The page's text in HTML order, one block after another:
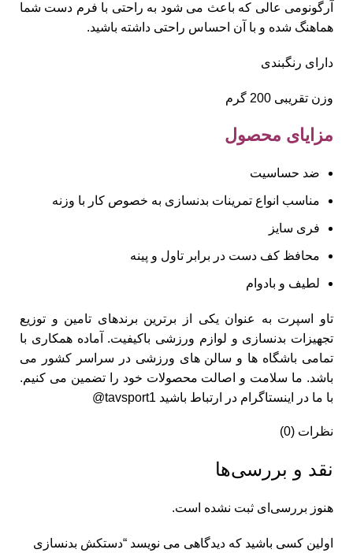
آرگونومی عالی که باعث می شود به راحتی با فرم دست شما
هماهنگ شده و با آن احساس راحتی داشته باشید.
دارای رنگبندی
وزن تقریبی 200 گرم
مزایای محصول
ضد حساسیت
مناسب انواع تمرینات بدنسازی به خصوص کار با وزنه
فری سایز
محافظ کف دست در برابر تاول و پینه
لطیف و بادوام
تاو اسپرت به عنوان یکی از برترین برندهای تامین و توزیع
تجهیزات بدنسازی و لوازم ورزشی باکیفیت. آماده همکاری با
تمامی باشگاه ها و سالن های ورزشی در سراسر کشور می
باشد. ما سلامت و اصالت محصولات خود را تضمین می کنیم.
با ما در اینستاگرام در ارتباط باشید tavsport1@
نظرات (0)
نقد و بررسی‌ها
هنوز بررسی‌ای ثبت نشده است.
اولین کسی باشید که دیدگاهی می نویسد “دستکش بدنسازی